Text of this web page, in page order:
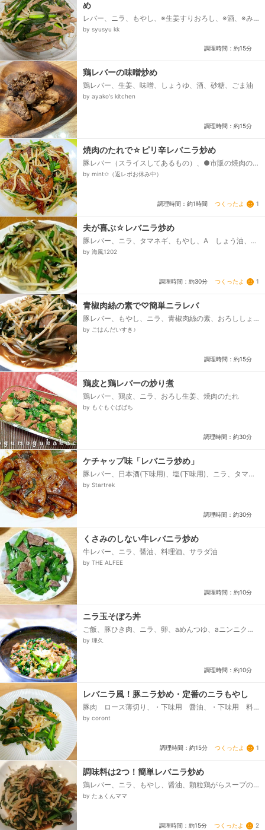
め
レバー、ニラ、もやし、※生姜すりおろし、※酒、※み
りん、※醤油、※鷹の爪輪切り、※豆板醤、※オイスター
by syusyu kk
調理時間：約15分
鶏レバーの味噌炒め
鶏レバー、生姜、味噌、しょうゆ、酒、砂糖、ごま油
by ayako's kitchen
調理時間：約15分
焼肉のたれで☆ピリ辛レバニラ炒め
豚レバー（スライスしてあるもの）、●市販の焼肉の
タレ、もやし、ニラ、☆市販の焼肉のタレ、☆コチュ
by mint✩（返レポお休み中）
調理時間：約1時間 つくったよ 1
夫が喜ぶ☆レバニラ炒め
豚レバー、ニラ、タマネギ、もやし、A しょう油、
A 砂糖、A 酒、A テンメンジャン、A ごま油、
by 海風1202
調理時間：約30分 つくったよ 1
青椒肉絲の素で♡簡単ニラレバ
豚レバー、もやし、ニラ、青椒肉絲の素、おろししょ
うが、おろしにんにく
by ごはんだいすき♪
調理時間：約15分
鶏皮と鶏レバーの炒り煮
鶏レバー、鶏皮、ニラ、おろし生姜、焼肉のたれ
by もぐもぐばばち
調理時間：約30分
ケチャップ味「レバニラ炒め」
豚レパー、日本酒(下味用)、塩(下味用)、ニラ、タマネ
ギ(中)、ニンニク、オリーブオイル、塩、味の素、ケチ
by Startrek
調理時間：約30分
くさみのしない牛レバニラ炒め
牛レバー、ニラ、醤油、料理酒、サラダ油
by THE ALFEE
調理時間：約10分
ニラ玉そぼろ丼
ご飯、豚ひき肉、ニラ、卵、aめんつゆ、aニンニクチ
ューブ、aだしの素、a砂糖
by 理久
調理時間：約10分
レバニラ風！豚ニラ炒め・定番のニラもやし
豚肉 ロース薄切り、・下味用 醤油、・下味用 料
理酒、・下味用 塩こしょう、人参、ニラ、揚げ焼き
イスターソース、・みりん、・料理酒、・水...
by coront
調理時間：約15分 つくったよ 1
調味料は2つ！簡単レバニラ炒め
鶏レバー、ニラ、もやし、醤油、顆粒鶏がらスープの
素
by たぁくんママ
調理時間：約15分 つくったよ 2